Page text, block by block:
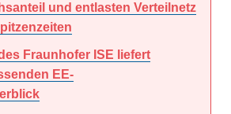
und entlasten Verteilnetz
Fraunhofer ISE liefert
EE-